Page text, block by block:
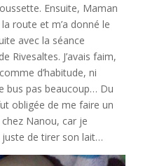
Ensuite, Maman
route et m’a donné le
avec la séance
Rivesaltes. J’avais faim,
d’habitude, ni
bus pas beaucoup… Du
obligée de me faire un
Nanou, car je
juste de tirer son lait…